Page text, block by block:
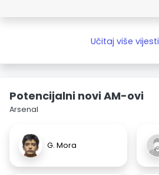
Učitaj više vijesti
Potencijalni novi AM-ovi
Arsenal
G. Mora